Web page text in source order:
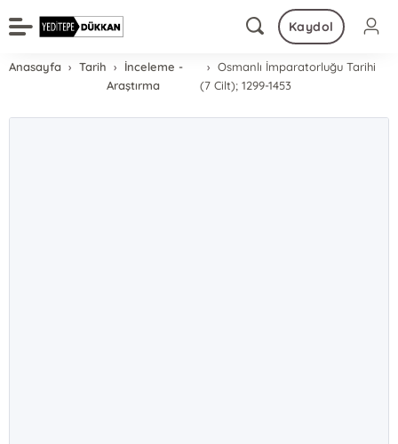
Kaydol
Anasayfa Tarih
İnceleme -
Araştırma
Osmanlı İmparatorluğu Tarihi
(7 Cilt); 1299-1453